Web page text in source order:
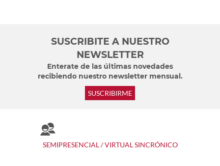
SUSCRIBITE A NUESTRO
NEWSLETTER
Enterate de las últimas novedades
recibiendo nuestro newsletter mensual.
SUSCRIBIRME
SEMIPRESENCIAL / VIRTUAL SINCRÓNICO